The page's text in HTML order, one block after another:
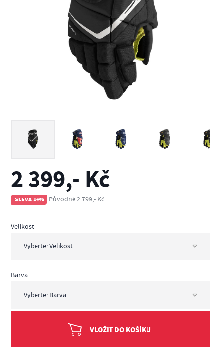
2 399,- Kč
SLEVA 14% Původně 2 799,- Kč
Velikost
Barva
VLOŽIT DO KOŠÍKU